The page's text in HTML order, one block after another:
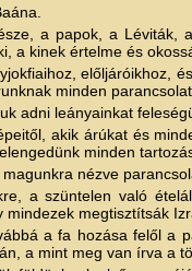
a papok, a Léviták,
a kinek értelme és
előljáróikhoz,
minden
adni leányainkat
akik árúkat és
minden
nézve
a szüntelen való
mindezek megtisztítsák
a fa hozása felől a
a mint meg van írva a